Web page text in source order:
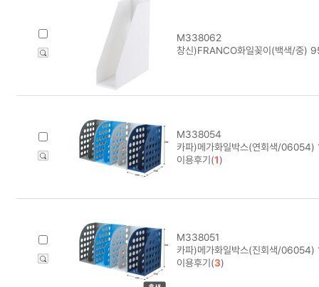
M338062
창신)FRANCO화일꽂이(백색/중)
M338054
카파)메가화일박스(연회색/
이용후기(1)
M338051
카파)메가화일박스(진회색/
이용후기(3)